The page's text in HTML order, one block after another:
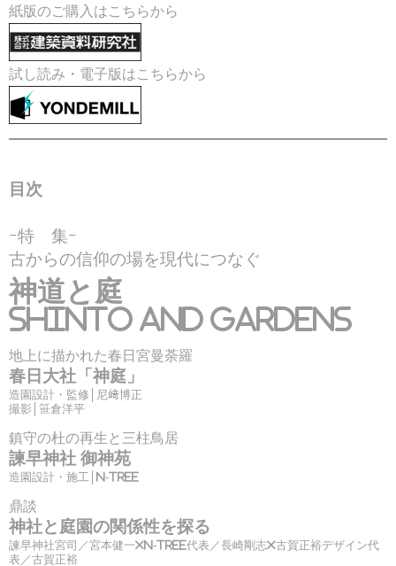
紙版のご購入はこちらから
試し読み・電子版はこちらから
目次
ｰ特 集ｰ
古からの信仰の場を現代につなぐ
神道と庭
Shinto and Gardens
地上に描かれた春日宮曼荼羅
春日大社「神庭」
造園設計・監修│尼﨑博正
撮影│笹倉洋平
鎮守の杜の再生と三柱鳥居
諫早神社 御神苑
造園設計・施工│N-tree
鼎談
神社と庭園の関係性を探る
諫早神社宮司／宮本健一×N-tree代表／長崎剛志×古賀正裕デザイン代
表／古賀正裕